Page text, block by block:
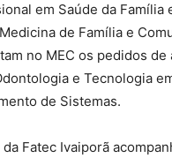
em Saúde da Família
de Família e
no MEC os pedidos de
e Tecnologia
de Sistemas.
da Fatec Ivaiporã